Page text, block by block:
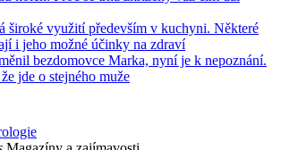
široké využití především v kuchyni. Některé
i jeho možné účinky na zdraví
bezdomovce Marka, nyní je k nepoznání.
jde o stejného muže